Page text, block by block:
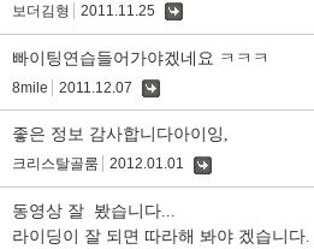
보더김형 2011.11.25
빠이팅연습들어가야겠네요 ㅋㅋㅋ
8mile 2011.12.07
글
좋은 정보 감사합니다아이잉,
크리스탈골룸 2012.01.01
동영상 잘 봤습니다...
라이딩이 잘 되면 따라해 봐야 겠습니다.